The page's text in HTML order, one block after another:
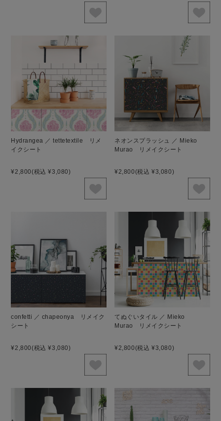
Hydrangea ／ tettetextile リメ
イクシート
¥2,800(税込 ¥3,080)
ネオンスプラッシュ ／ Mieko
Murao リメイクシート
¥2,800(税込 ¥3,080)
confetti ／ chapeonya リメイク
シート
¥2,800(税込 ¥3,080)
てぬぐいタイル ／ Mieko
Murao リメイクシート
¥2,800(税込 ¥3,080)